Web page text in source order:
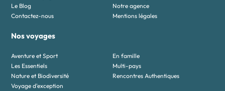
Le Blog
Notre agence
Contactez-nous
Mentions légales
Nos voyages
Aventure et Sport
En famille
Les Essentiels
Multi-pays
Nature et Biodiversité
Rencontres Authentiques
Voyage d'exception